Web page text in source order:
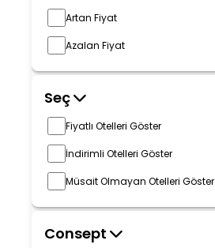
Artan Fiyat
Azalan Fiyat
Seç
Fiyatlı Otelleri Göster
İndirimli Otelleri Göster
Müsait Olmayan Otelleri Göster
Consept